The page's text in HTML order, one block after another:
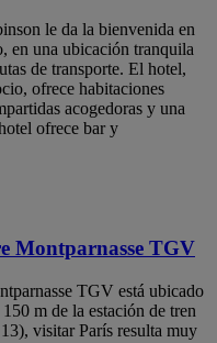
le da la bienvenida en
en una ubicación tranquila
de transporte. El hotel,
ofrece habitaciones
acogedoras y una
ofrece bar y
Montparnasse TGV
TGV está ubicado
m de la estación de tren
visitar París resulta muy